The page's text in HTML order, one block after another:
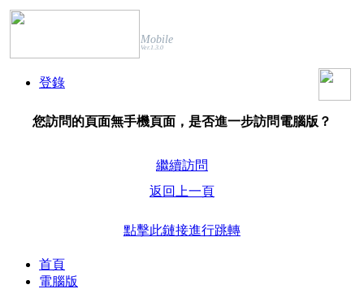
Mobile
Ver.1.3.0
登錄
您訪問的頁面無手機頁面，是否進一步訪問電腦版？
繼續訪問
返回上一頁
點擊此鏈接進行跳轉
首頁
電腦版